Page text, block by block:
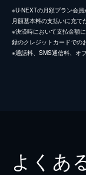
※U-NEXTの月額プラン会
月額基本料の支払いに充て
※決済時において支払金額
録のクレジットカードでの
※通話料、SMS通信料、オ
よくあ